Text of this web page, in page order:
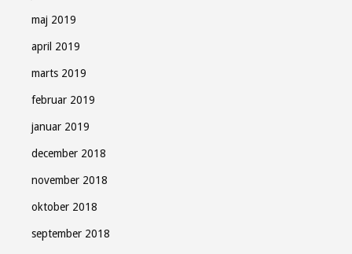
maj 2019
april 2019
marts 2019
februar 2019
januar 2019
december 2018
november 2018
oktober 2018
september 2018